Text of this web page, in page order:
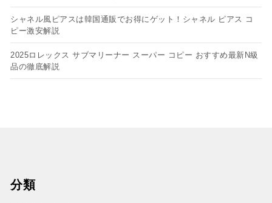
シャネル風ピアスは韓国通販でお得にゲット！シャネル ピアス コ
ピー​激安解説
2025ロレックス サブマリーナー スーパー コピー おすすめ最新N級
品の徹底解説
分類